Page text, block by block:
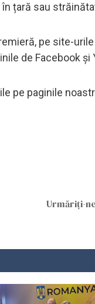
țară sau
pe site-
de Facebook și
pe paginile
Urmăriți-